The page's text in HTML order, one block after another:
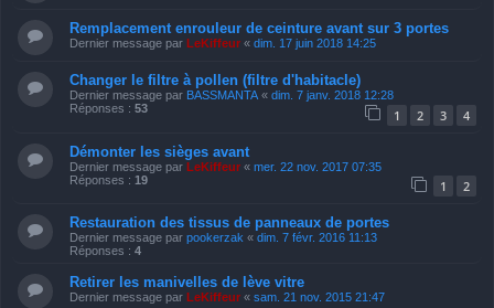
Remplacement enrouleur de ceinture avant sur 3 portes
Dernier message par LeKiffeur « dim. 17 juin 2018 14:25
Changer le filtre à pollen (filtre d'habitacle)
Dernier message par BASSMANTA « dim. 7 janv. 2018 12:28
Réponses : 53 1 2 3 4
Démonter les sièges avant
Dernier message par LeKiffeur « mer. 22 nov. 2017 07:35
Réponses : 19 1 2
Restauration des tissus de panneaux de portes
Dernier message par pookerzak « dim. 7 févr. 2016 11:13
Réponses : 4
Retirer les manivelles de lève vitre
Dernier message par LeKiffeur « sam. 21 nov. 2015 21:47